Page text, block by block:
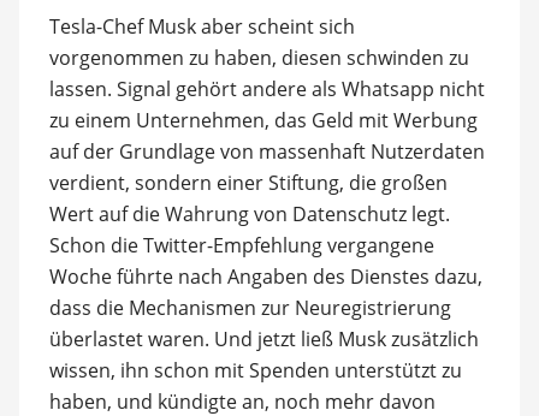
Tesla-Chef Musk aber scheint sich
vorgenommen zu haben, diesen schwinden zu
lassen. Signal gehört andere als Whatsapp nicht
zu einem Unternehmen, das Geld mit Werbung
auf der Grundlage von massenhaft Nutzerdaten
verdient, sondern einer Stiftung, die großen
Wert auf die Wahrung von Datenschutz legt.
Schon die Twitter-Empfehlung vergangene
Woche führte nach Angaben des Dienstes dazu,
dass die Mechanismen zur Neuregistrierung
überlastet waren. Und jetzt ließ Musk zusätzlich
wissen, ihn schon mit Spenden unterstützt zu
haben, und kündigte an, noch mehr davon